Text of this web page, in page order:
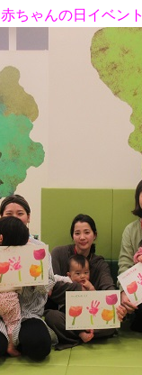
赤ちゃんの日イベント